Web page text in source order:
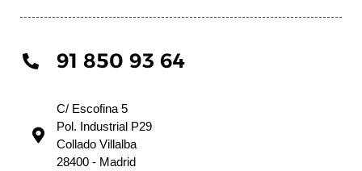
91 850 93 64
C/ Escofina 5
Pol. Industrial P29
Collado Villalba
28400 - Madrid